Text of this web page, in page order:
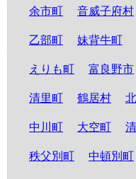
余市町 音威子府村
乙部町 妹背牛町
えりも町 富良野市
清里町 鶴居村
中川町 大空町
秩父別町 中頓別町